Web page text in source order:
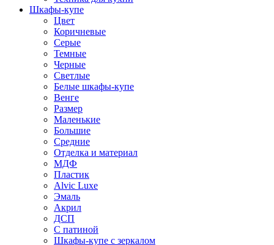
Шкафы-купе
Цвет
Коричневые
Серые
Темные
Черные
Светлые
Белые шкафы-купе
Венге
Размер
Маленькие
Большие
Средние
Отделка и материал
МДФ
Пластик
Alvic Luxe
Эмаль
Акрил
ДСП
С патиной
Шкафы-купе с зеркалом